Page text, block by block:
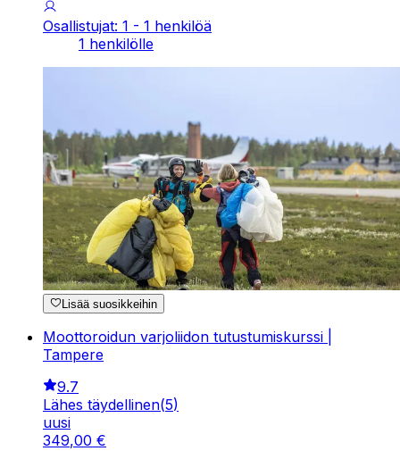
Osallistujat: 1 - 1 henkilöä
1 henkilölle
Lisää suosikkeihin
Moottoroidun varjoliidon tutustumiskurssi |
Tampere
9.7
Lähes täydellinen(5)
uusi
349,00 €